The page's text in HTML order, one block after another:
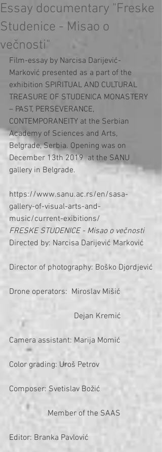
Essay documentary "Freske
Studenice - Misao o
večnosti"
Film-essay by Narcisa Darijević-
Marković presented as a part of the
exhibition SPIRITUAL AND CULTURAL
TREASURE OF STUDENICA MONASTERY
– PAST, PERSEVERANCE,
CONTEMPORANEITY at the Serbian
Academy of Sciences and Arts,
Belgrade, Serbia. Opening was on
December 13th 2019  at the SANU
gallery in Belgrade.
https://www.sanu.ac.rs/en/sasa-
gallery-of-visual-arts-and-
music/current-exibitions/
FRESKE STUDENICE - Misao o večnosti
Directed by: Narcisa Darijević Marković
Director of photography: Boško Djordjević
Drone operators:  Miroslav Mišić
                                Dejan Kremić
Camera assistant: Marija Momić
Color grading: Uroš Petrov
Composer: Svetislav Božić
                   Member of the SAAS
Editor: Branka Pavlović